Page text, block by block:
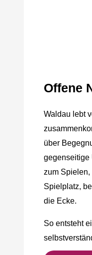
Offene
Waldau lebt
über
gegenseitige
zum Spielen,
Spielplatz,
die Ecke.
So entsteht